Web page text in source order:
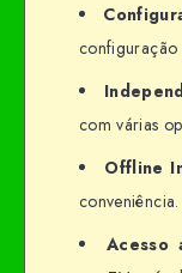
configuração
com várias
Offline
conveniência.
Acesso